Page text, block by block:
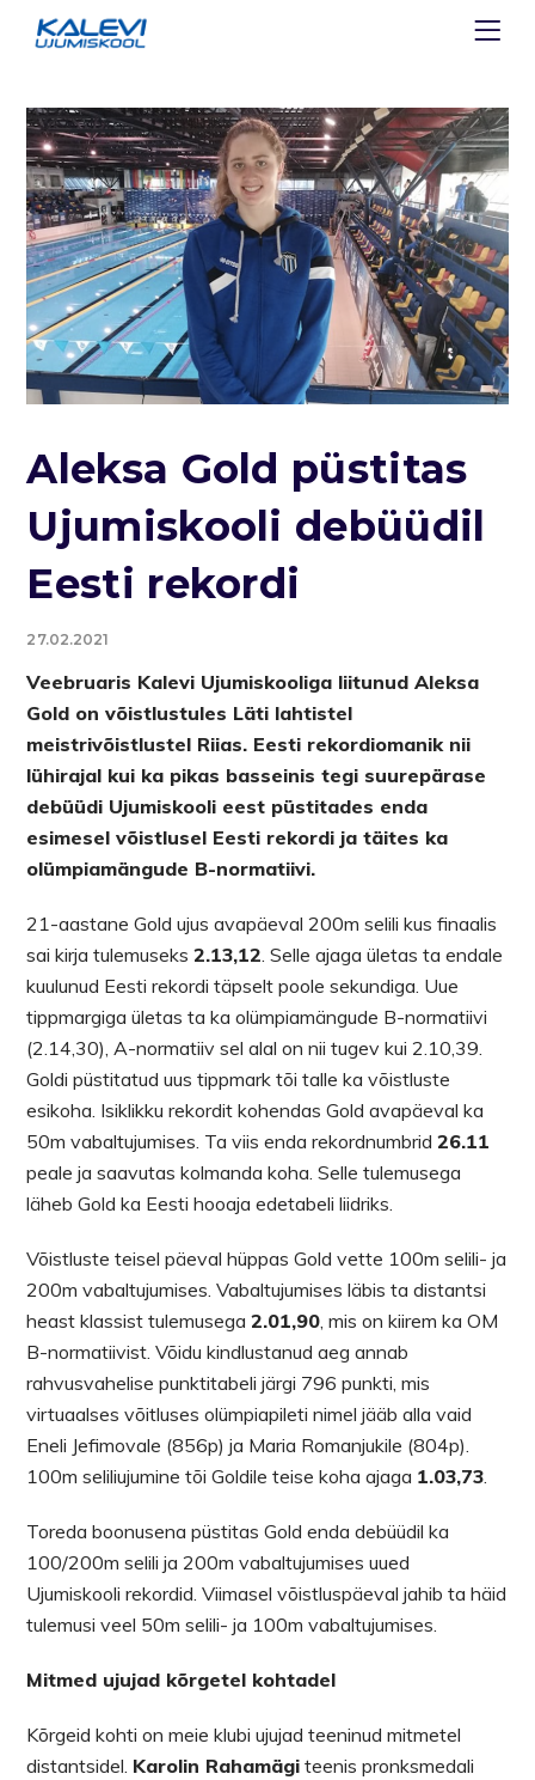
Aleksa Gold püstitas
Ujumiskooli debüüdil
Eesti rekordi
27.02.2021
Veebruaris Kalevi Ujumiskooliga liitunud Aleksa
Gold on võistlustules Läti lahtistel
meistrivõistlustel Riias. Eesti rekordiomanik nii
lühirajal kui ka pikas basseinis tegi suurepärase
debüüdi Ujumiskooli eest püstitades enda
esimesel võistlusel Eesti rekordi ja täites ka
olümpiamängude B-normatiivi.
21-aastane Gold ujus avapäeval 200m selili kus finaalis
sai kirja tulemuseks2.13,12. Selle ajaga ületas ta endale
kuulunud Eesti rekordi täpselt poole sekundiga. Uue
tippmargiga ületas ta ka olümpiamängude B-normatiivi
(2.14,30), A-normatiiv sel alal on nii tugev kui 2.10,39.
Goldi püstitatud uus tippmark tõi talle ka võistluste
esikoha. Isiklikku rekordit kohendas Gold avapäeval ka
50m vabaltujumises. Ta viis enda rekordnumbrid26.11
peale ja saavutas kolmanda koha. Selle tulemusega
läheb Gold ka Eesti hooaja edetabeli liidriks.
Võistluste teisel päeval hüppas Gold vette 100m selili- ja
200m vabaltujumises. Vabaltujumises läbis ta distantsi
heast klassist tulemusega2.01,90, mis on kiirem ka OM
B-normatiivist. Võidu kindlustanud aeg annab
rahvusvahelise punktitabeli järgi 796 punkti, mis
virtuaalses võitluses olümpiapileti nimel jääb alla vaid
Eneli Jefimovale (856p) ja Maria Romanjukile (804p).
100m seliliujumine tõi Goldile teise koha ajaga 1.03,73.
Toreda boonusena püstitas Gold enda debüüdil ka
100/200m selili ja 200m vabaltujumises uued
Ujumiskooli rekordid. Viimasel võistluspäeval jahib ta häid
tulemusi veel 50m selili- ja 100m vabaltujumises.
Mitmed ujujad kõrgetel kohtadel
Kõrgeid kohti on meie klubi ujujad teeninud mitmetel
distantsidel. Karolin Rahamägi teenis pronksmedali